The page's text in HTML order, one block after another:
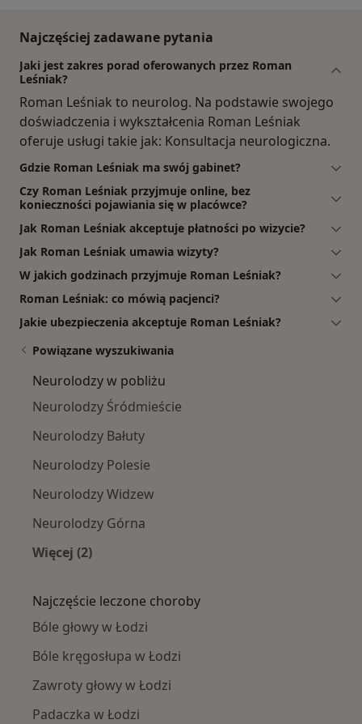
Najczęściej zadawane pytania
Jaki jest zakres porad oferowanych przez Roman
Leśniak?
Roman Leśniak to neurolog. Na podstawie swojego
doświadczenia i wykształcenia Roman Leśniak
oferuje usługi takie jak: Konsultacja neurologiczna.
Gdzie Roman Leśniak ma swój gabinet?
Czy Roman Leśniak przyjmuje online, bez
konieczności pojawiania się w placówce?
Jak Roman Leśniak akceptuje płatności po wizycie?
Jak Roman Leśniak umawia wizyty?
W jakich godzinach przyjmuje Roman Leśniak?
Roman Leśniak: co mówią pacjenci?
Jakie ubezpieczenia akceptuje Roman Leśniak?
Powiązane wyszukiwania
Neurolodzy w pobliżu
Neurolodzy Śródmieście
Neurolodzy Bałuty
Neurolodzy Polesie
Neurolodzy Widzew
Neurolodzy Górna
Więcej (2)
Najczęście leczone choroby
Bóle głowy w Łodzi
Bóle kręgosłupa w Łodzi
Zawroty głowy w Łodzi
Padaczka w Łodzi